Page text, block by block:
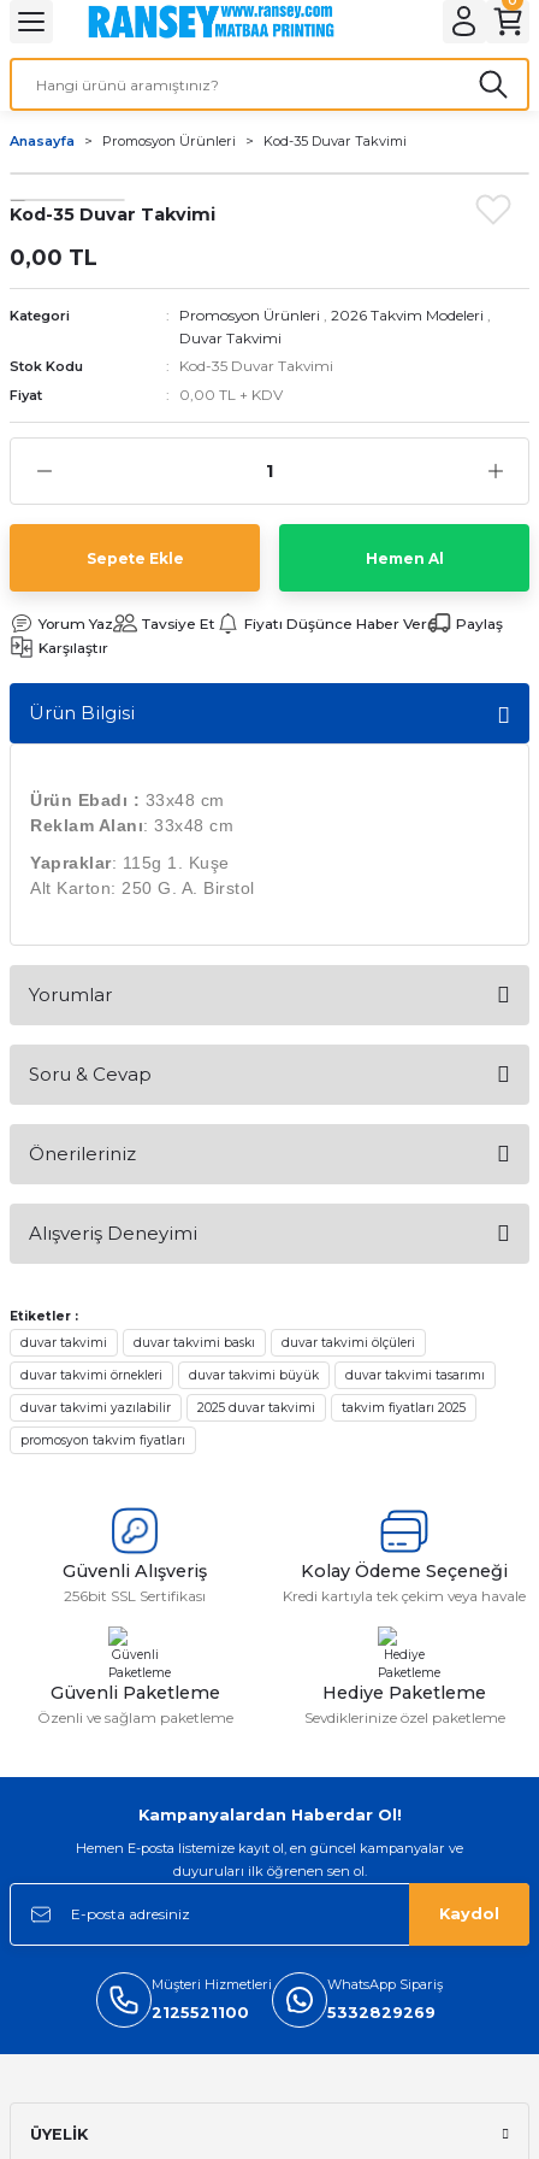
Geri Dön
Geri Dön
Geri Dön
Geri Dön
Ürünleri
Geri Dön
Geri Dön
Geri Dön
Anasayfa Promosyon Ürünleri Kod-35 Duvar Takvimi
Kod-35 Duvar Takvimi
0,00 TL
Kategori Promosyon Ürünleri , 2026 Takvim Modeleri ,
Duvar Takvimi
Stok Kodu Kod-35 Duvar Takvimi
Fiyat 0,00 TL + KDV
Sepete Ekle Hemen Al
Yorum Yaz Tavsiye Et Fiyatı Düşünce Haber Ver
Paylaş
Karşılaştır
Ürün Bilgisi
Ürün Ebadı : 33x48 cm
Reklam Alanı: 33x48 cm
Yapraklar: 115g 1. Kuşe
Alt Karton: 250 G. A. Birstol
Yorumlar
Soru & Cevap
Önerileriniz
konularda yetersiz gördüğünüz noktaları öneri formunu
kullanarak tarafımıza iletebilirsiniz.
Ürün resmi kalitesiz, bozuk veya görüntülenemiyor.
Ürün açıklamasında eksik bilgiler bulunuyor.
Ürün bilgilerinde hatalar bulunuyor.
Ürün fiyatı diğer sitelerden daha pahalı.
Alışveriş Deneyimi
Sitemize ilk yorumu siz yapın!
Deneyimini Paylaş
Etiketler :
duvar takvimi
duvar takvimi baskı duvar takvimi ölçüleri
duvar takvimi örnekleri duvar takvimi büyük duvar takvimi tasarımı
duvar takvimi yazılabilir 2025 duvar takvimi takvim fiyatları 2025
promosyon takvim fiyatları
Güvenli Alışveriş
256bit SSL Sertifikası
Kolay Ödeme Seçeneği
Kredi kartıyla tek çekim veya havale
Güvenli Paketleme
Özenli ve sağlam paketleme
Hediye Paketleme
Sevdiklerinize özel paketleme
Kampanyalardan Haberdar Ol!
Hemen E-posta listemize kayıt ol, en güncel kampanyalar ve
duyuruları ilk öğrenen sen ol.
Kaydol
Müşteri Hizmetleri
2125521100
WhatsApp Sipariş
5332829269
ÜYELİK